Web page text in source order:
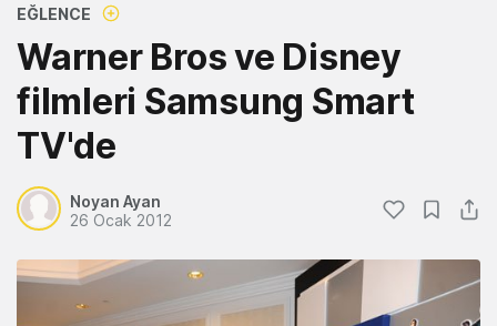
EĞLENCE
Warner Bros ve Disney
filmleri Samsung Smart
TV'de
Noyan Ayan
26 Ocak 2012